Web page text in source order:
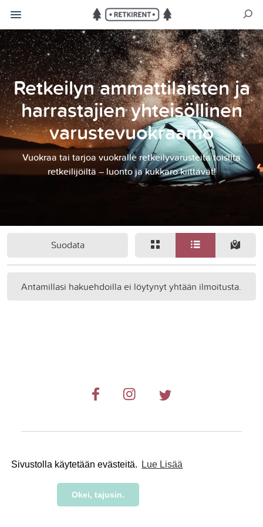
Sivustolla käytetään evästeitä. Lue Lisää
Okei, tajusin.
Retkeilyn ammattilaisten ja
harrastajien yhteisöllinen
varustevuokraamo
Vuokraa tai tarjoa vuokralle retkeilyvarusteita toisilta
retkeilijöiltä – luonto ja kukkaro kiittävät!
Suodata
Antamillasi hakuehdoilla ei löytynyt yhtään ilmoitusta.